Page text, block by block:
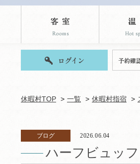
休暇村TOP 一覧 休暇村指宿
ブログ 2026.06.04
ハーフビュッ